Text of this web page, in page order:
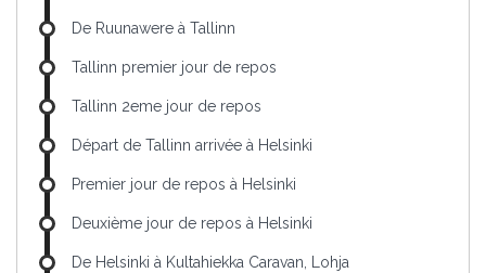
De Ruunawere à Tallinn
Tallinn premier jour de repos
Tallinn 2eme jour de repos
Départ de Tallinn arrivée à Helsinki
Premier jour de repos à Helsinki
Deuxième jour de repos à Helsinki
De Helsinki à Kultahiekka Caravan, Lohja